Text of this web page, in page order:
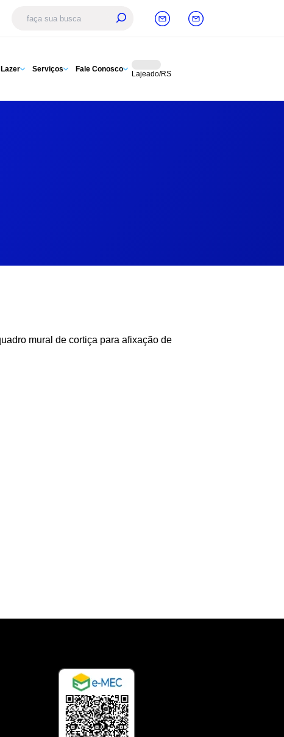
Serviços Fale Conosco
Lajeado/RS
mural de cortiça para afixação de